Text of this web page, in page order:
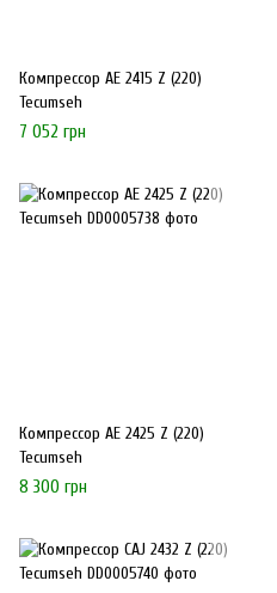
Компрессор AE 2415 Z (220)
Tecumseh
7 052 грн
Компрессор AE 2425 Z (220)
Tecumseh
8 300 грн